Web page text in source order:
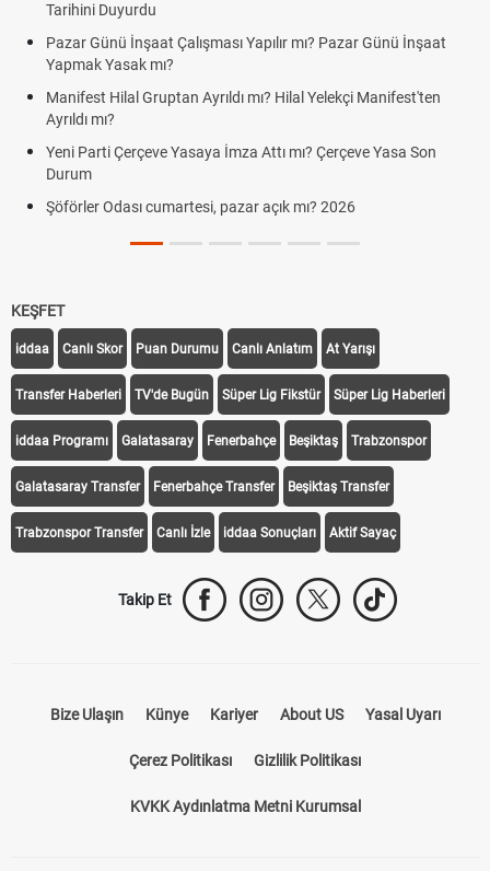
Tarihini Duyurdu
Pazar Günü İnşaat Çalışması Yapılır mı? Pazar Günü İnşaat
Yapmak Yasak mı?
Manifest Hilal Gruptan Ayrıldı mı? Hilal Yelekçi Manifest'ten
Ayrıldı mı?
Yeni Parti Çerçeve Yasaya İmza Attı mı? Çerçeve Yasa Son
Durum
Şöförler Odası cumartesi, pazar açık mı? 2026
KEŞFET
iddaa Canlı Skor Puan Durumu Canlı Anlatım At Yarışı
Transfer Haberleri TV'de Bugün Süper Lig Fikstür Süper Lig Haberleri
iddaa Programı Galatasaray Fenerbahçe Beşiktaş Trabzonspor
Galatasaray Transfer Fenerbahçe Transfer Beşiktaş Transfer
Trabzonspor Transfer Canlı İzle iddaa Sonuçları Aktif Sayaç
Takip Et
Bize Ulaşın Künye Kariyer About US Yasal Uyarı
Çerez Politikası Gizlilik Politikası
KVKK Aydınlatma Metni Kurumsal